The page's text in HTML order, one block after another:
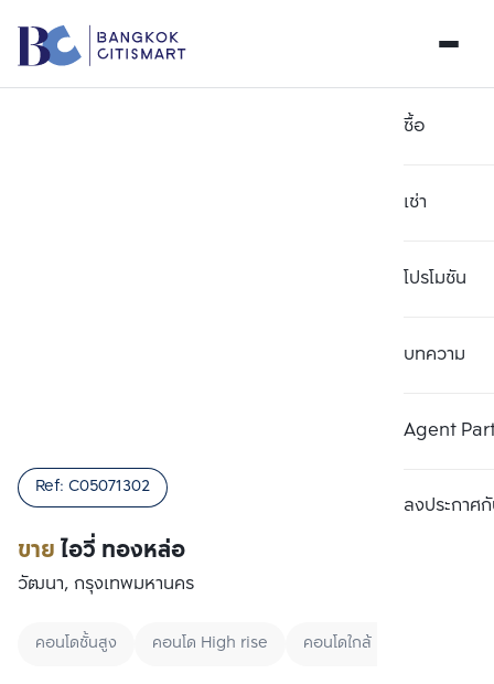
ซื้อ
เช่า
โปรโมชัน
บทความ
Agent
ลงประกาศกั
ขายไอวี่ ทองหล่อ
Ref: C05071302
วัฒนา, กรุงเทพมหานคร
คอนโดชั้นสูง คอนโด High rise คอนโดใกล้ MRT
เปรียบเทียบ